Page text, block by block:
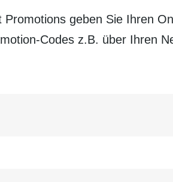
geben Sie Ihren
Codes z.B. über Ihren